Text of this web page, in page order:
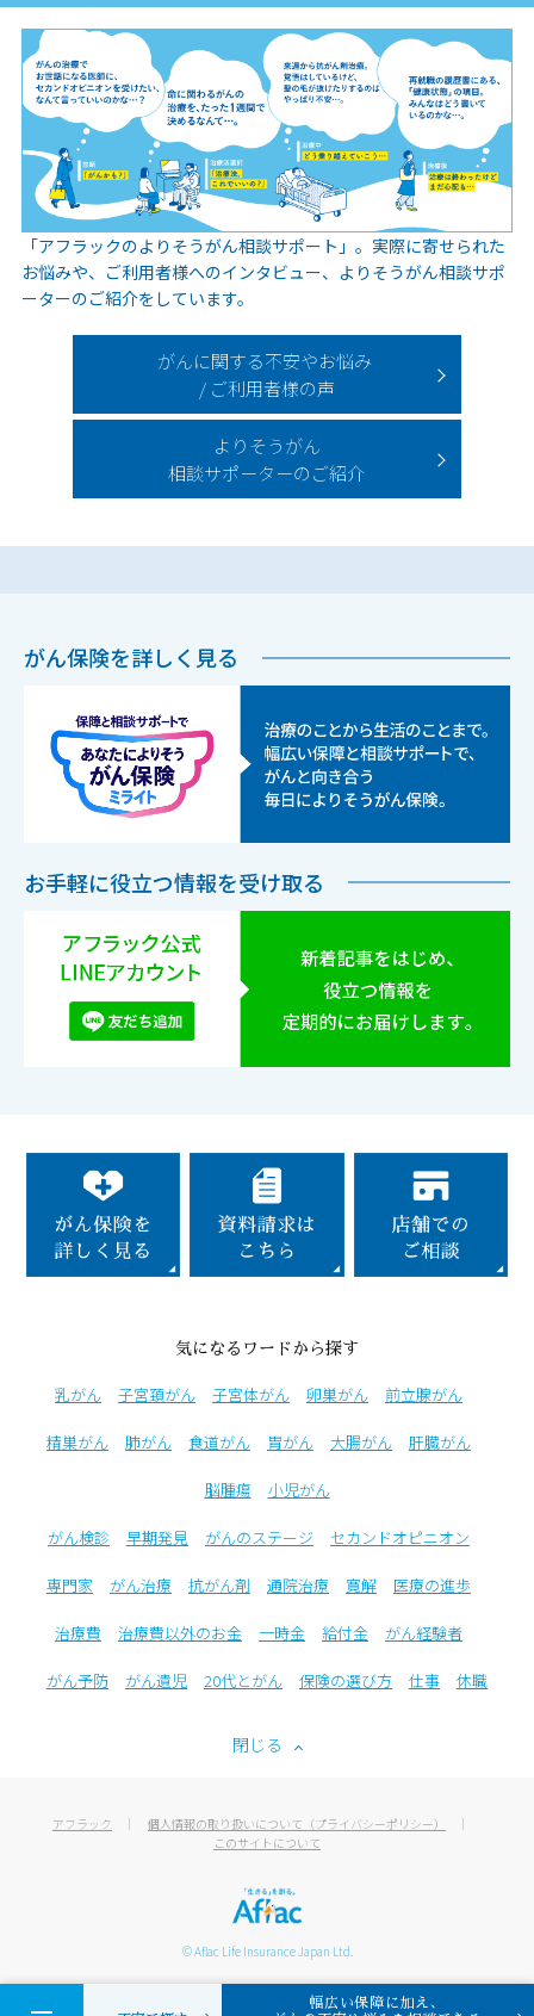
「アフラックのよりそうがん相談サポート」。実際に寄せられた
お悩みや、ご利用者様へのインタビュー、よりそうがん相談サポ
ーターのご紹介をしています。
がんに関する不安やお悩み
/ ご利用者様の声
よりそうがん
相談サポーターのご紹介
がん保険を詳しく見る
お手軽に役立つ情報を受け取る
気になるワードから探す
乳がん 子宮頚がん 子宮体がん 卵巣がん 前立腺がん
精巣がん 肺がん 食道がん 胃がん 大腸がん 肝臓がん
脳腫瘍 小児がん
がん検診 早期発見 がんのステージ セカンドオピニオン
専門家 がん治療 抗がん剤 通院治療 寛解 医療の進歩
治療費 治療費以外のお金 一時金 給付金 がん経験者
がん予防 がん遺児 20代とがん 保険の選び方 仕事 休職
閉じる
アフラック
個人情報の取り扱いについて（プライバシーポリシー）
このサイトについて
© Aflac Life Insurance Japan Ltd.
幅広い保障に加え、